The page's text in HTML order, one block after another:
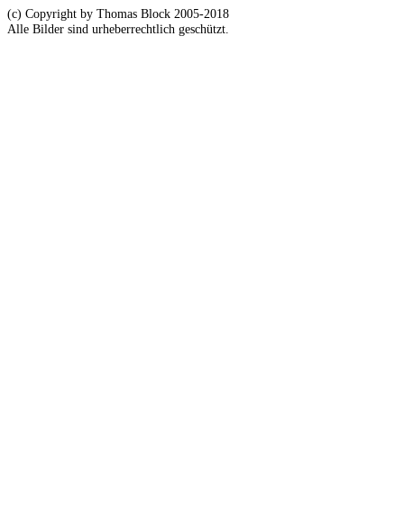
(c) Copyright by Thomas Block 2005-2018
Alle Bilder sind urheberrechtlich geschützt.